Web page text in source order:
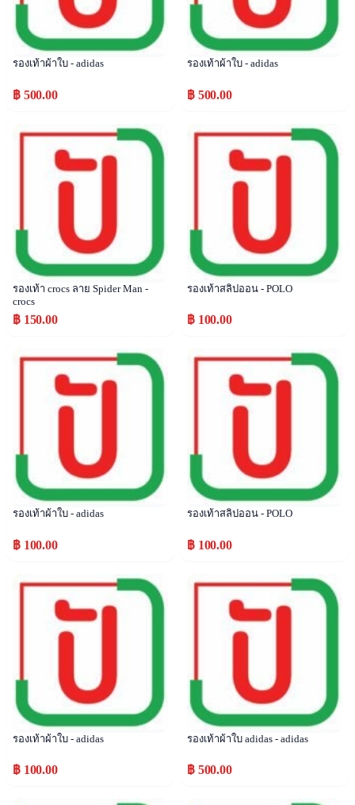
รองเท้าผ้าใบ - adidas
฿ 500.00
รองเท้าผ้าใบ - adidas
฿ 500.00
Popular
รองเท้า crocs ลาย Spider Man -
crocs
฿ 150.00
Popular
รองเท้าสลิปออน - POLO
฿ 100.00
Popular
รองเท้าผ้าใบ - adidas
฿ 100.00
Popular
รองเท้าสลิปออน - POLO
฿ 100.00
Popular
รองเท้าผ้าใบ - adidas
฿ 100.00
Popular
รองเท้าผ้าใบ adidas - adidas
฿ 500.00